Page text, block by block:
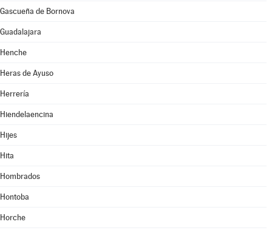
Gascueña de Bornova
Guadalajara
Henche
Heras de Ayuso
Herrería
Hiendelaencina
Hijes
Hita
Hombrados
Hontoba
Horche